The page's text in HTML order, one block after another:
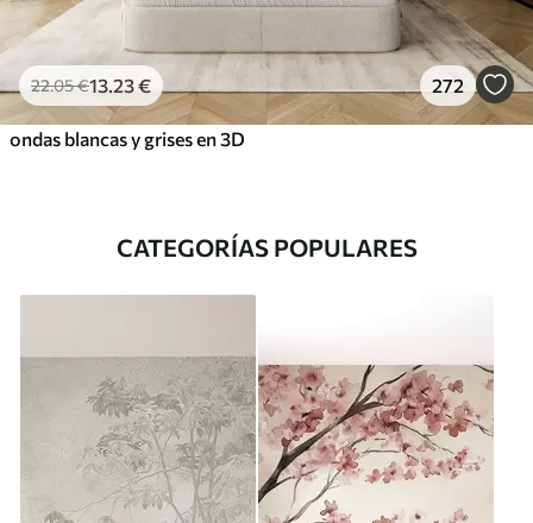
22.05€13.23€ 272
ondas blancas y grises en 3D
CATEGORÍAS POPULARES